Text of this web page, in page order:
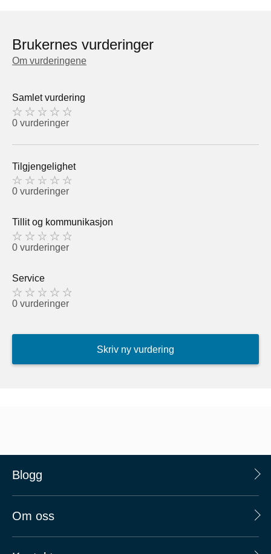
Brukernes vurderinger
Om vurderingene
Samlet vurdering
0 vurderinger
Tilgjengelighet
0 vurderinger
Tillit og kommunikasjon
0 vurderinger
Service
0 vurderinger
Skriv ny vurdering
Blogg
Om oss